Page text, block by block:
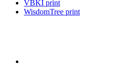
VBKI print
WisdomTree print